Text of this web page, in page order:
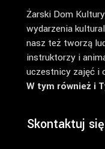
Żarski Dom
wydarzenia
nasz też tworzą
instruktorzy i
uczestnicy zajęć i
W tym również i
Skontaktuj się